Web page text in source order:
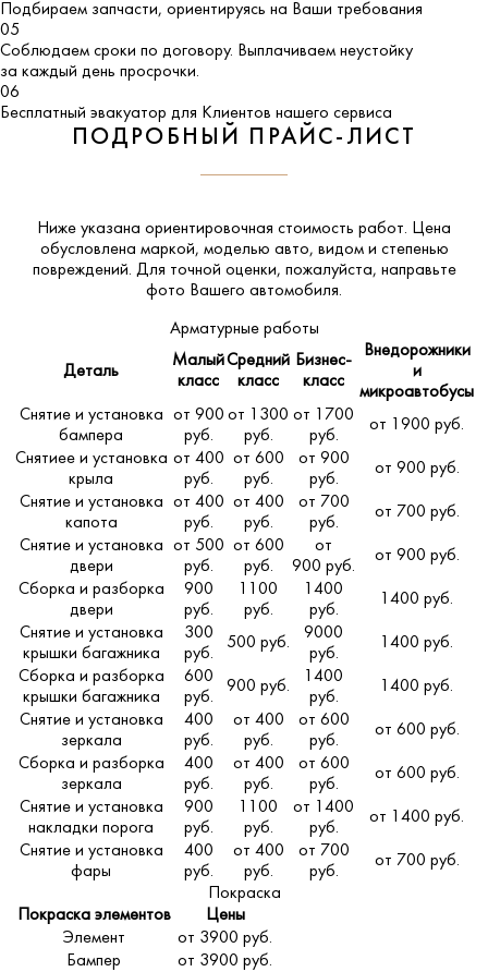
Подбираем запчасти, ориентируясь на Ваши требования
05
Соблюдаем сроки по договору. Выплачиваем неустойку
за каждый день просрочки.
06
Бесплатный эвакуатор для Клиентов нашего сервиса
ПОДРОБНЫЙ ПРАЙС-ЛИСТ
Ниже указана ориентировочная стоимость работ. Цена
обусловлена маркой, моделью авто, видом и степенью
повреждений. Для точной оценки, пожалуйста, направьте
фото Вашего автомобиля.
Арматурные работы
Деталь
Малый
класс
Средний
класс
Бизнес-
класс
Внедорожники
и
микроавтобусы
Снятие и установка
бампера
от 900
руб.
от 1300
руб.
от 1700
руб.
от 1900 руб.
Снятиее и установка
крыла
от 400
руб.
от 600
руб.
от 900
руб.
от 900 руб.
Снятие и установка
капота
от 400
руб.
от 400
руб.
от 700
руб.
от 700 руб.
Снятие и установка
двери
от 500
руб.
от 600
руб.
от
900 руб.
от 900 руб.
Сборка и разборка
двери
900
руб.
1100
руб.
1400
руб.
1400 руб.
Снятие и установка
крышки багажника
300
руб.
500 руб.
9000
руб.
1400 руб.
Сборка и разборка
крышки багажника
600
руб.
900 руб.
1400
руб.
1400 руб.
Снятие и установка
зеркала
400
руб.
от 400
руб.
от 600
руб.
от 600 руб.
Сборка и разборка
зеркала
400
руб.
от 400
руб.
от 600
руб.
от 600 руб.
Снятие и установка
накладки порога
900
руб.
1100
руб.
от 1400
руб.
от 1400 руб.
Снятие и установка
фары
400
руб.
от 400
руб.
от 700
руб.
от 700 руб.
Покраска
Покраска элементов
Цены
Элемент
от 3900 руб.
Бампер
от 3900 руб.